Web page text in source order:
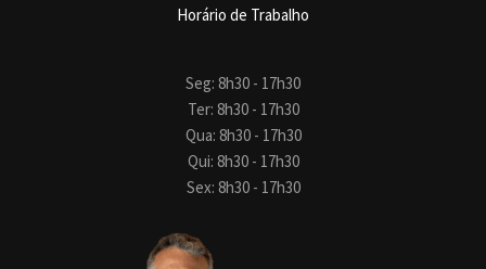
Horário de Trabalho
Seg: 8h30 - 17h30
Ter: 8h30 - 17h30
Qua: 8h30 - 17h30
Qui: 8h30 - 17h30
Sex: 8h30 - 17h30